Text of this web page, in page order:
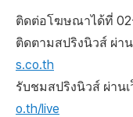
ติดต่อโฆษณาได้ที่ 02-
ติดตามสปริงนิวส์ ผ่า
s.co.th
รับชมสปริงนิวส์ ผ่าน
o.th/live